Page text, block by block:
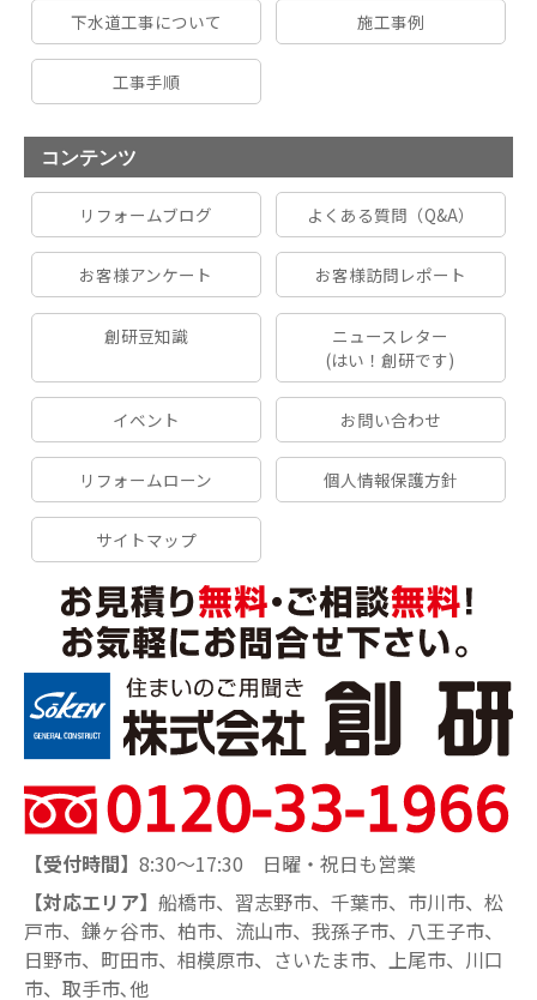
下水道工事について 施工事例
工事手順
コンテンツ
リフォームブログ よくある質問（Q&A）
お客様アンケート お客様訪問レポート
創研豆知識
ニュースレター
(はい！創研です)
イベント お問い合わせ
リフォームローン 個人情報保護方針
サイトマップ
【受付時間】 8:30～17:30 日曜・祝日も営業
【対応エリア】 船橋市、習志野市、千葉市、市川市、松
戸市、鎌ヶ谷市、柏市、流山市、我孫子市、八王子市、
日野市、町田市、相模原市、さいたま市、上尾市、川口
市、取手市､他